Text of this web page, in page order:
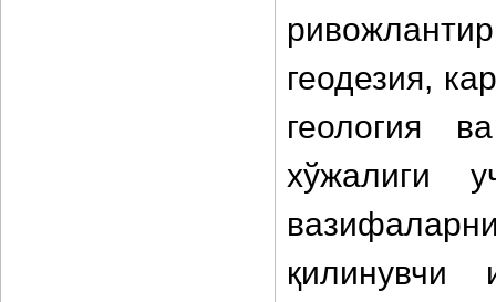
геодезия,
геология
хўжалиги
қилинувчи